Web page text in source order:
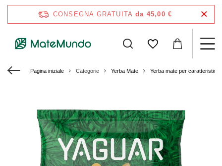
CONSEGNA GRATUITA da 45,00 €
Pagina iniziale Categorie Yerba Mate Yerba mate per caratteristiche